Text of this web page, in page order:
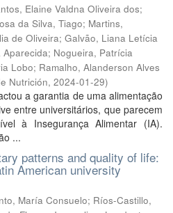
Elaine Valdna Oliveira dos;
da Silva, Tiago; Martins,
de Oliveira; Galvão, Liana Letícia
Aparecida; Nogueira, Patrícia
Lobo; Ramalho, Alanderson Alves
Nutrición, 2024-01-29)
a garantia de uma alimentação
entre universitários, que parecem
à Insegurança Alimentar (IA).
...
patterns and quality of life:
American university
María Consuelo; Ríos-Castillo,